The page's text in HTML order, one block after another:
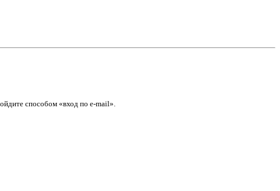
способом «вход по e-mail».